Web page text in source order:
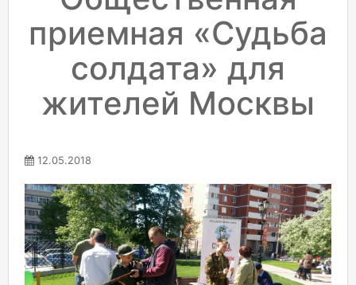
приемная «Судьба
солдата» для
жителей Москвы
12.05.2018